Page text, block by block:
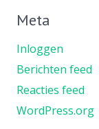
Meta
Inloggen
Berichten feed
Reacties feed
WordPress.org